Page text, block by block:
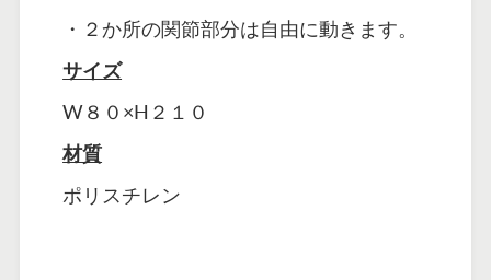
・２か所の関節部分は自由に動きます。
サイズ
W８０×H２１０
材質
ポリスチレン